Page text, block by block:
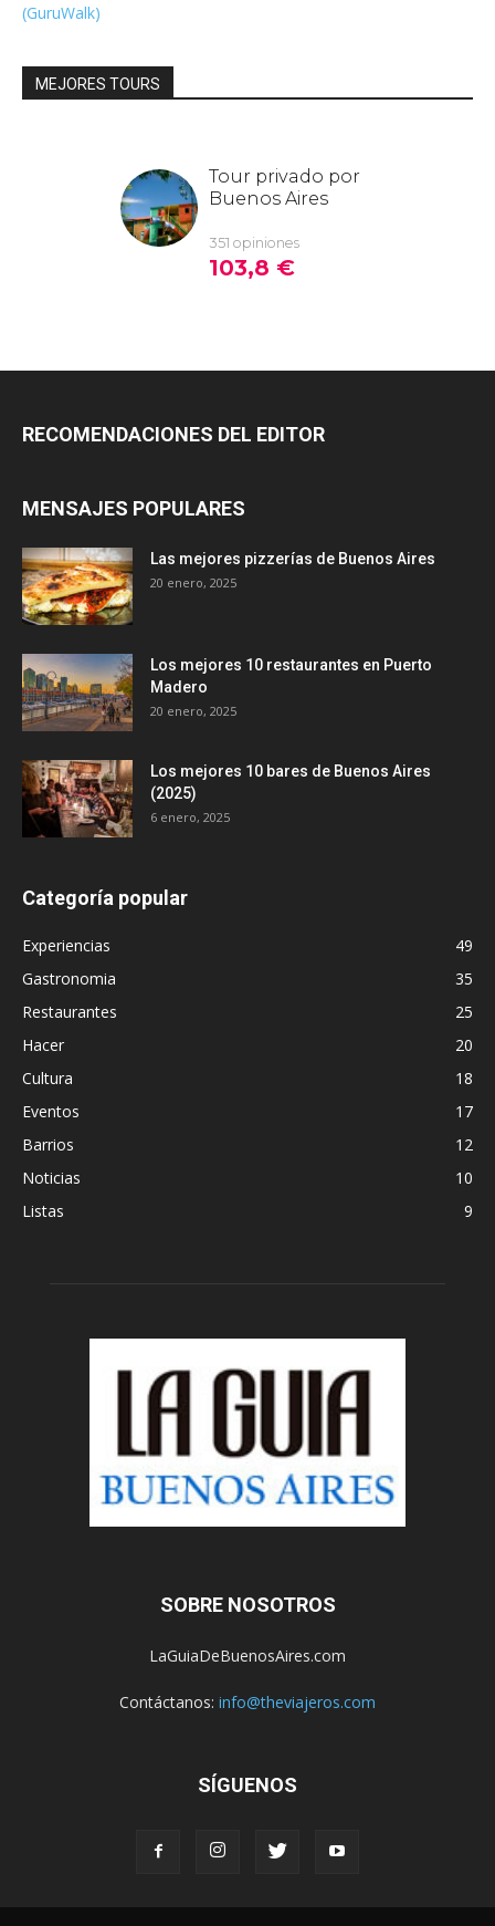
(GuruWalk)
MEJORES TOURS
RECOMENDACIONES DEL EDITOR
MENSAJES POPULARES
Las mejores pizzerías de Buenos Aires
20 enero, 2025
Los mejores 10 restaurantes en Puerto
Madero
20 enero, 2025
Los mejores 10 bares de Buenos Aires
(2025)
6 enero, 2025
Categoría popular
Experiencias
49
Gastronomia
35
Restaurantes
25
Hacer
20
Cultura
18
Eventos
17
Barrios
12
Noticias
10
Listas
9
SOBRE NOSOTROS
LaGuiaDeBuenosAires.com
Contáctanos: info@theviajeros.com
SÍGUENOS